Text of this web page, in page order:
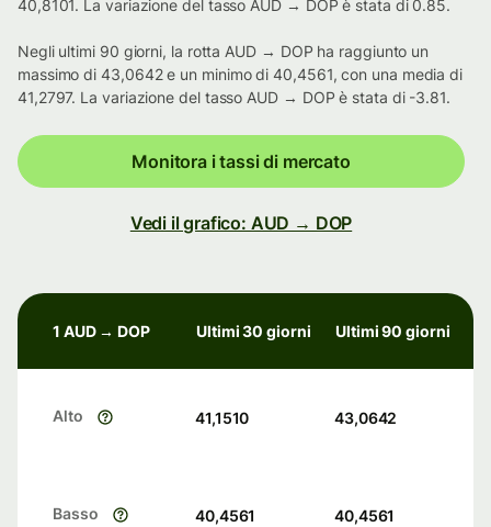
40,8101. La variazione del tasso AUD → DOP è stata di 0.85.
Negli ultimi 90 giorni, la rotta AUD → DOP ha raggiunto un
massimo di 43,0642 e un minimo di 40,4561, con una media di
41,2797. La variazione del tasso AUD → DOP è stata di -3.81.
Monitora i tassi di mercato
Vedi il grafico: AUD → DOP
1 AUD → DOP Ultimi 30 giorni Ultimi 90 giorni
Alto 41,1510 43,0642
Basso 40,4561 40,4561